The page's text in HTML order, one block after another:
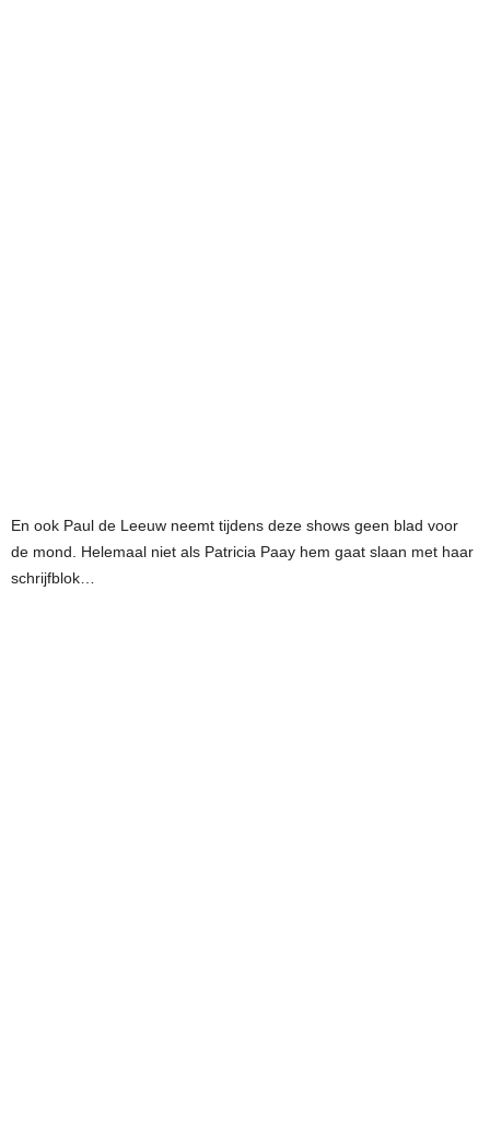
En ook Paul de Leeuw neemt tijdens deze shows geen blad voor
de mond. Helemaal niet als Patricia Paay hem gaat slaan met haar
schrijfblok…